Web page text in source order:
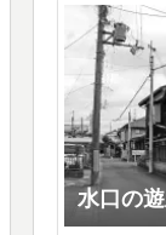
水口の